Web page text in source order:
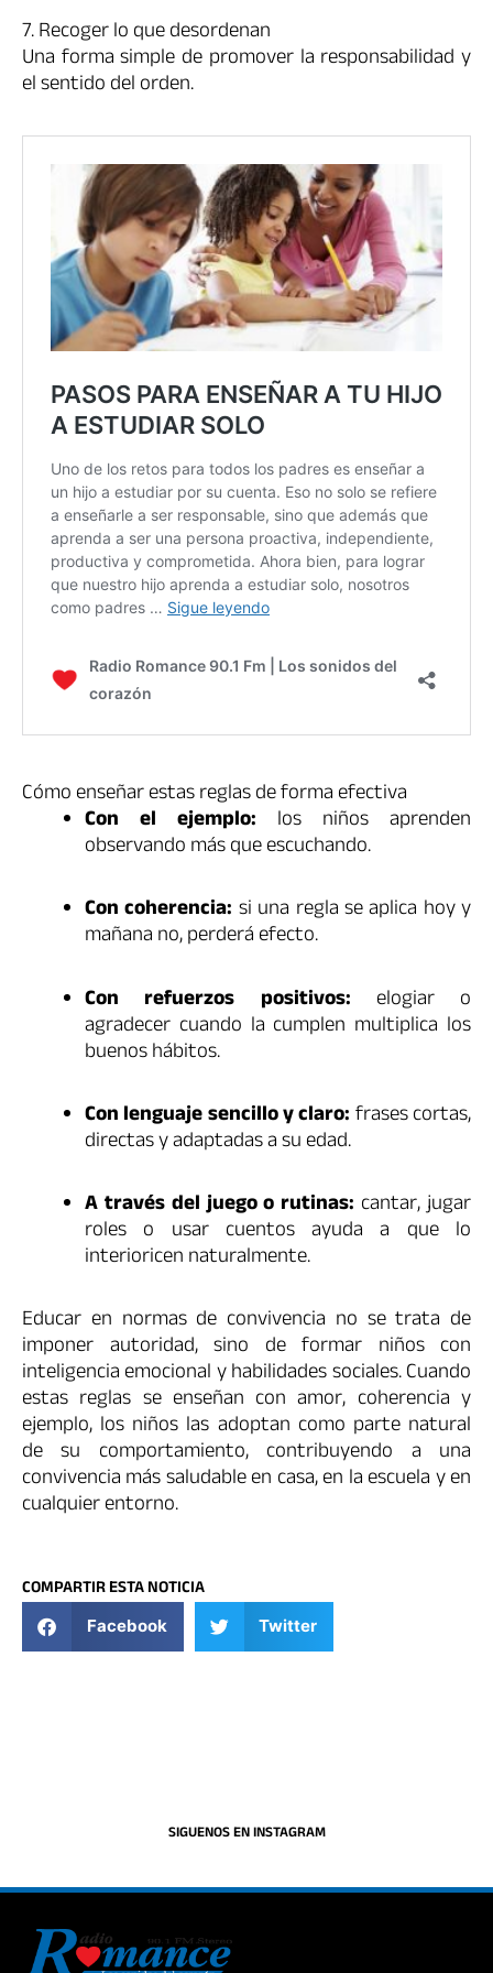
7. Recoger lo que desordenan
Una forma simple de promover la responsabilidad y
el sentido del orden.
Cómo enseñar estas reglas de forma efectiva
Con el ejemplo: los niños aprenden
observando más que escuchando.
Con coherencia: si una regla se aplica hoy y
mañana no, perderá efecto.
Con refuerzos positivos: elogiar o
agradecer cuando la cumplen multiplica los
buenos hábitos.
Con lenguaje sencillo y claro:frases cortas,
directas y adaptadas a su edad.
A través del juego o rutinas: cantar, jugar
roles o usar cuentos ayuda a que lo
interioricen naturalmente.
Educar en normas de convivencia no se trata de
imponer autoridad, sino de formar niños con
inteligencia emocional y habilidades sociales. Cuando
estas reglas se enseñan con amor, coherencia y
ejemplo, los niños las adoptan como parte natural
de su comportamiento, contribuyendo a una
convivencia más saludable en casa, en la escuela y en
cualquier entorno.
COMPARTIR ESTA NOTICIA
Facebook Twitter
SIGUENOS EN INSTAGRAM